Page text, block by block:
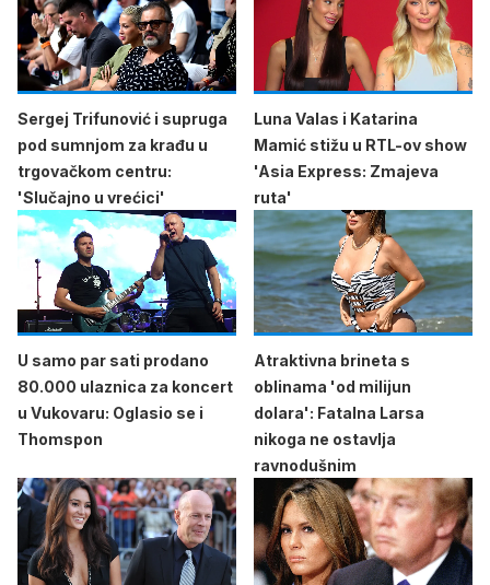
Sergej Trifunović i supruga
pod sumnjom za krađu u
trgovačkom centru:
'Slučajno u vrećici'
Luna Valas i Katarina
Mamić stižu u RTL-ov show
'Asia Express: Zmajeva
ruta'
U samo par sati prodano
80.000 ulaznica za koncert
u Vukovaru: Oglasio se i
Thomspon
Atraktivna brineta s
oblinama 'od milijun
dolara': Fatalna Larsa
nikoga ne ostavlja
ravnodušnim